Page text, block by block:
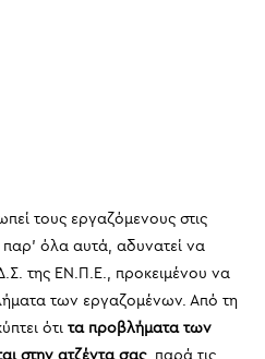
τους εργαζόμενους στις
όλα αυτά, αδυνατεί να
της ΕΝ.Π.Ε., προκειμένου να
των εργαζομένων. Από τη
ότιτα προβλήματα των
στην ατζέντα σας, παρά τις